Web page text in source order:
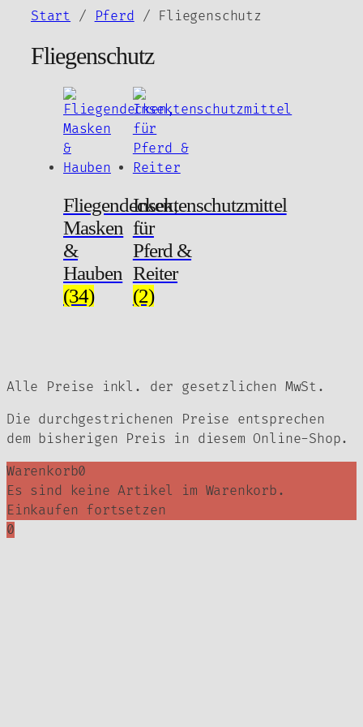
springen
Start / Pferd / Fliegenschutz
Fliegenschutz
Fliegendecken,
Masken
&
Hauben
(34)
Insektenschutzmittel
für
Pferd &
Reiter
(2)
Alle Preise inkl. der gesetzlichen MwSt.
Die durchgestrichenen Preise entsprechen
dem bisherigen Preis in diesem Online-Shop.
Warenkorb0
Es sind keine Artikel im Warenkorb.
Einkaufen fortsetzen
0